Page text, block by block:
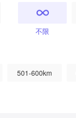
不限
501-600km